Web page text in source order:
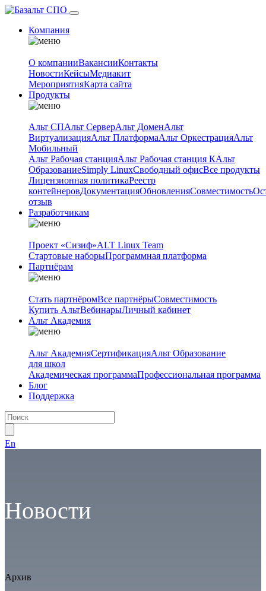
Компания
О компанииВакансииКонтакты
НовостиКейсыМедиакит
МероприятияКарта сайта
Продукты
Альт СПАльт СерверАльт ДоменАльт
ВиртуализацияАльт ПлатформаАльт ОркестрацияАльт
Мобильный
Альт Рабочая станцияАльт Рабочая станция КАльт
ОбразованиеSimply LinuxСвободный офисВсе продукты
Лицензионная политикаРеестр
контейнеровДокументацияОбновленияСовместимость
отзыв
Разработчикам
Проект «Сизиф»ALT Linux Team
Стартовые наборыПрограммная платформа
Партнёрам
Стать партнёромВсе партнёрыСовместимость
Купить АльтВебинарыЛичный кабинет
Альт Академия
Альт АкадемияСертификацияАльт Образование
для школ
Академическая программаПрофессиональная программа
Блог
Поддержка
En
Новости
Архив